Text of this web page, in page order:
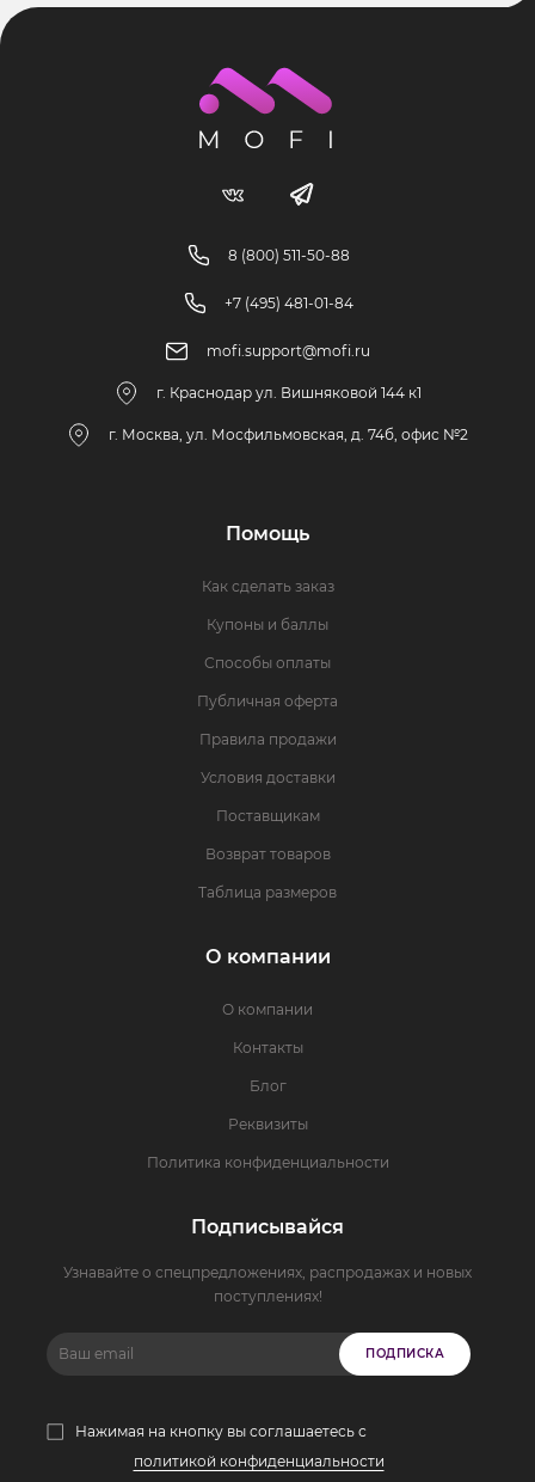
8 (800) 511-50-88
+7 (495) 481-01-84
mofi.support@mofi.ru
г. Краснодар ул. Вишняковой 144 к1
г. Москва, ул. Мосфильмовская, д. 74б, офис №2
Помощь
Как сделать заказ
Купоны и баллы
Способы оплаты
Публичная оферта
Правила продажи
Условия доставки
Поставщикам
Возврат товаров
Таблица размеров
О компании
О компании
Контакты
Блог
Реквизиты
Политика конфиденциальности
Подписывайся
Узнавайте о спецпредложениях, распродажах и новых
поступлениях!
ПОДПИСКА
Нажимая на кнопку вы соглашаетесь с
политикой конфиденциальности